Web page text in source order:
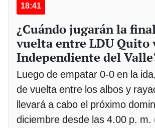
18:41
¿Cuándo jugarán la
vuelta entre LDU Quito
Independiente del
Luego de empatar 0-0 en la
de vuelta entre los albos y
llevará a cabo el próximo
diciembre desde las 4.00 p. m.